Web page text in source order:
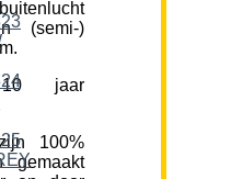
(semi-)
jaar
100%
gemaakt